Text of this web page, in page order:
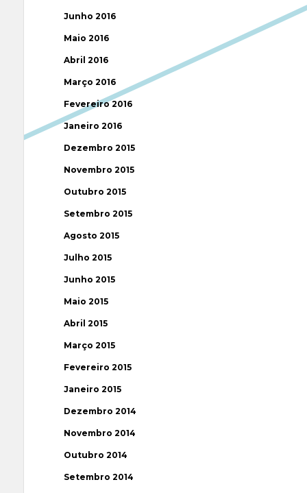
Junho 2016
Maio 2016
Abril 2016
Março 2016
Fevereiro 2016
Janeiro 2016
Dezembro 2015
Novembro 2015
Outubro 2015
Setembro 2015
Agosto 2015
Julho 2015
Junho 2015
Maio 2015
Abril 2015
Março 2015
Fevereiro 2015
Janeiro 2015
Dezembro 2014
Novembro 2014
Outubro 2014
Setembro 2014